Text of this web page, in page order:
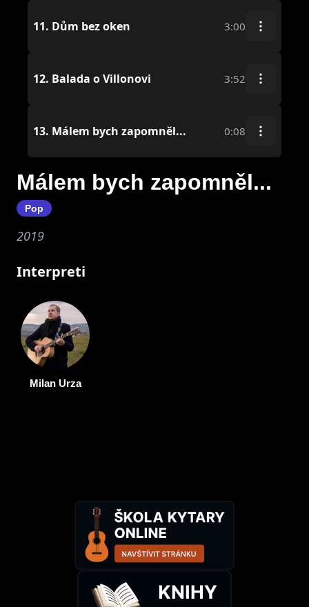
11. Dům bez oken 3:00
12. Balada o Villonovi 3:52
13. Málem bych zapomněl... 0:08
Málem bych zapomněl...
Pop
2019
Interpreti
Milan Urza